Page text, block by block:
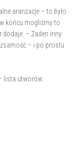
aranżacje – to było
końcu mogliśmy to
dodaje: – Żaden inny
– i po prostu
lista utworów: